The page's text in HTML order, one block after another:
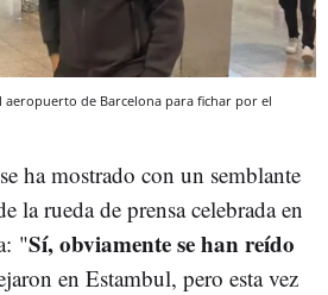
aeropuerto de Barcelona para fichar por el
ha mostrado con un semblante
la rueda de prensa celebrada en
"Sí, obviamente se han reído
en Estambul, pero esta vez